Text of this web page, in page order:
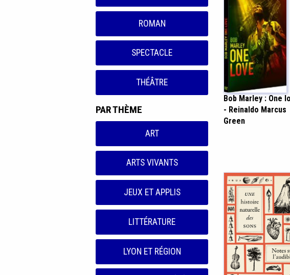
ROMAN
SPECTACLE
THÉÂTRE
PAR THÈME
ART
ARTS VIVANTS
JEUX ET APPLIS
LITTÉRATURE
LYON ET RÉGION
Bob Marley : One
- Reinaldo Marcus
Green